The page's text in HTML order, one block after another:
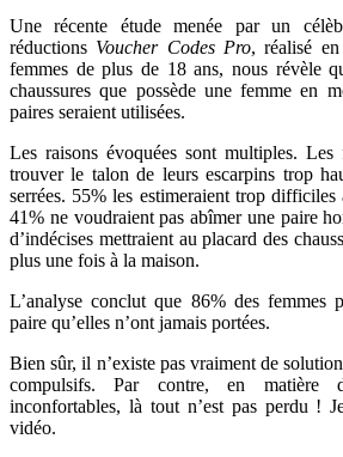
Une récente étude menée par un
réductions Voucher Codes Pro, réalisé
femmes de plus de 18 ans, nous révèle
chaussures que possède une femme en
paires seraient utilisées.
Les raisons évoquées sont multiples. Les
trouver le talon de leurs escarpins trop
serrées. 55% les estimeraient trop difficiles
41% ne voudraient pas abîmer une paire
d’indécises mettraient au placard des
plus une fois à la maison.
L’analyse conclut que 86% des femmes
paire qu’elles n’ont jamais portées.
Bien sûr, il n’existe pas vraiment de
compulsifs. Par contre, en matière
inconfortables, là tout n’est pas perdu !
vidéo.